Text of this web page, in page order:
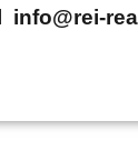
info@rei-